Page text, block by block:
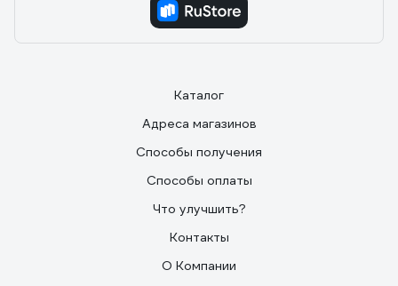
Каталог
Адреса магазинов
Способы получения
Способы оплаты
Что улучшить?
Контакты
О Компании